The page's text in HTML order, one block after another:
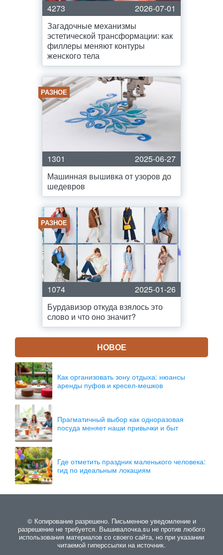
4273
2026-07-01
Загадочные механизмы
эстетической трансформации: как
филлеры меняют контуры
женского тела
РАЗНОЕ
1301
2025-06-27
Машинная вышивка от узоров до
шедевров
РАЗНОЕ
1074
2025-01-26
Бурдавизор откуда взялось это
слово и что оно значит?
НОВОЕ
Как организовать зону отдыха: нюансы
аренды пуфов и кресел-мешков
Прагматичный выбор как одноразовая
посуда меняет наши привычки и быт
Где отметить праздник маленького человека:
гид по идеальным локациям
© Копирование разрешено. Письменное уведомление и
разрешение не требуется. Вышивалочка.su не против любого
использования материалов со своего сайта, но при указании
читаемой гиперссылки на источник.